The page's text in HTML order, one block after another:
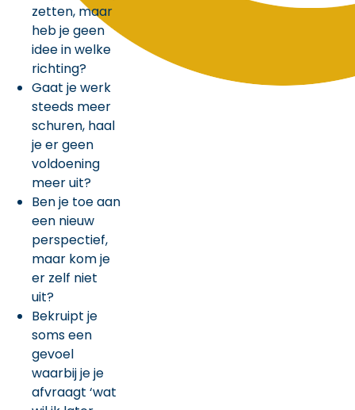
zetten, maar
heb je geen
idee in welke
richting?
Gaat je werk
steeds meer
schuren, haal
je er geen
voldoening
meer uit?
Ben je toe aan
een nieuw
perspectief,
maar kom je
er zelf niet
uit?
Bekruipt je
soms een
gevoel
waarbij je je
afvraagt ‘wat